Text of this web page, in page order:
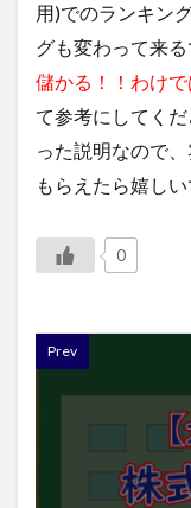
用)でのランキン
グも変わって来
儲かる！！わけ
て参考にしてく
った説明なので
もらえたら嬉しい
0
Prev